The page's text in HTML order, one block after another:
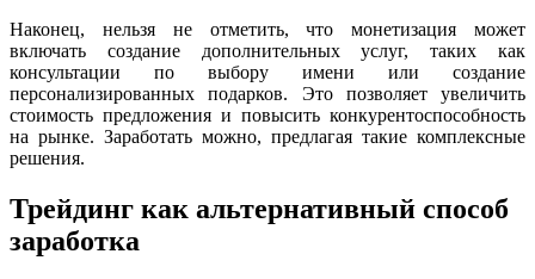
Наконец, нельзя не отметить, что монетизация может
включать создание дополнительных услуг, таких как
консультации по выбору имени или создание
персонализированных подарков. Это позволяет увеличить
стоимость предложения и повысить конкурентоспособность
на рынке. Заработать можно, предлагая такие комплексные
решения.
Трейдинг как альтернативный способ
заработка